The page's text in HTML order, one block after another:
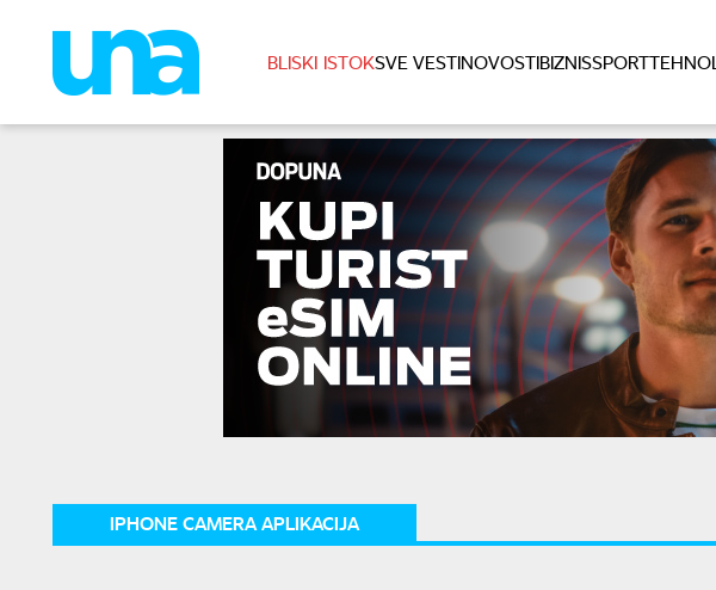
BLISKI ISTOKSVE VESTINOVOSTIBIZNISSPORT
IPHONE CAMERA APLIKACIJA